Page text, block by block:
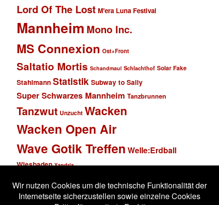
Lord Of The Lost M'era Luna Festival
Mannheim Mono Inc.
MS Connexion Ost+Front
Saltatio Mortis Schandmaul Schlachthof Solar Fake
Stahlmann Statistik Subway to Sally
Super Schwarzes Mannheim Tanzbrunnen
Tanzwut Unzucht Wacken
Wacken Open Air
Wave Gotik Treffen Welle:Erdball
Wiesbaden Xandria
Impressum